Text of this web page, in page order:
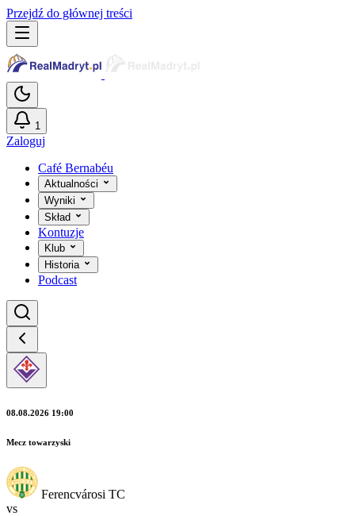
Przejdź do głównej treści
1
Zaloguj
Café Bernabéu
Aktualności
Wyniki
Skład
Kontuzje
Klub
Historia
Podcast
08.08.2026 19:00
Mecz towarzyski
Ferencvárosi TC
vs